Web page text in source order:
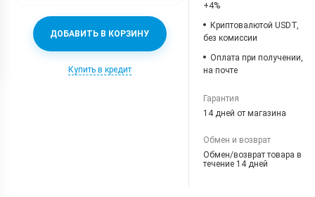
ДОБАВИТЬ В КОРЗИНУ
Купить в кредит
+4%
Криптовалютой USDT,
без комиссии
Оплата при получении,
на почте
Гарантия
14 дней от магазина
Обмен и возврат
Обмен/возврат товара в
течение 14 дней